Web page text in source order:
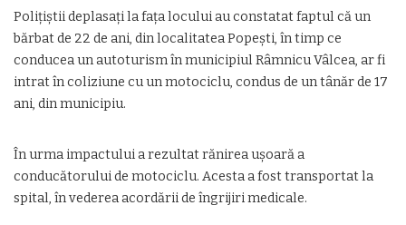
Polițiștii deplasați la fața locului au constatat faptul că un
bărbat de 22 de ani, din localitatea Popești, în timp ce
conducea un autoturism în municipiul Râmnicu Vâlcea, ar fi
intrat în coliziune cu un motociclu, condus de un tânăr de 17
ani, din municipiu.
În urma impactului a rezultat rănirea ușoară a
conducătorului de motociclu. Acesta a fost transportat la
spital, în vederea acordării de îngrijiri medicale.